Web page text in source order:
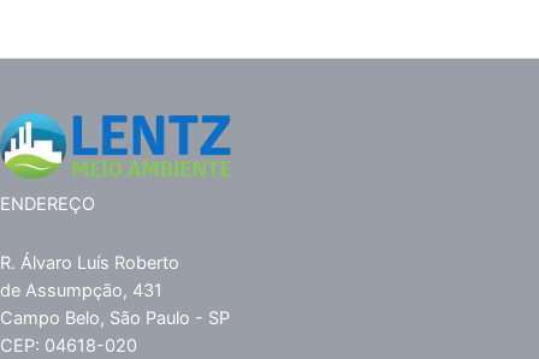
ENDEREÇO
R. Álvaro Luís Roberto
de Assumpção, 431
Campo Belo, São Paulo - SP
CEP: 04618-020